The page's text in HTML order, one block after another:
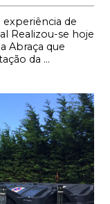
de
Realizou-se hoje
Abraça que
da ...